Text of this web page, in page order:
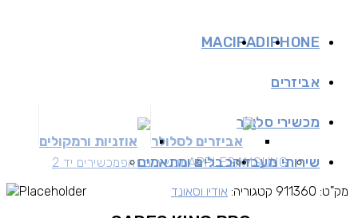
IPHONE
IPAD
MAC
אביזרים
אביזרים לסלולר אוזניות ורמקולים
מכשירי סלולר
SAMSUNG
APPLEמכשירים זאפמכשירים יד 2 שירותי מעבדהכבלים ומתאמים
מק"ט: 911360 קטגוריה: אודיו וסאונד